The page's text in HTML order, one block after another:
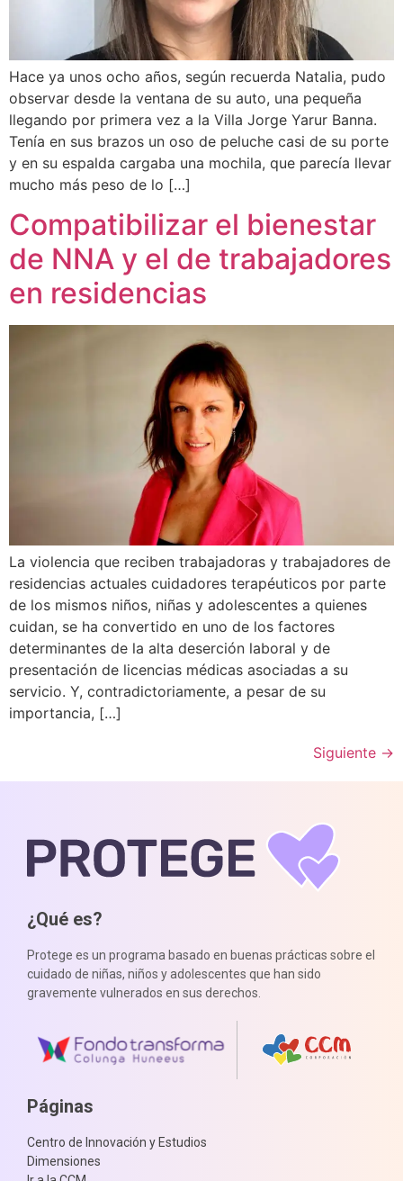
Hace ya unos ocho años, según recuerda Natalia, pudo
observar desde la ventana de su auto, una pequeña
llegando por primera vez a la Villa Jorge Yarur Banna.
Tenía en sus brazos un oso de peluche casi de su porte
y en su espalda cargaba una mochila, que parecía llevar
mucho más peso de lo […]
Compatibilizar el bienestar
de NNA y el de trabajadores
en residencias
La violencia que reciben trabajadoras y trabajadores de
residencias actuales cuidadores terapéuticos por parte
de los mismos niños, niñas y adolescentes a quienes
cuidan, se ha convertido en uno de los factores
determinantes de la alta deserción laboral y de
presentación de licencias médicas asociadas a su
servicio. Y, contradictoriamente, a pesar de su
importancia, […]
Siguiente →
¿Qué es?
Protege es un programa basado en buenas prácticas sobre el
cuidado de niñas, niños y adolescentes que han sido
gravemente vulnerados en sus derechos.
Páginas
Centro de Innovación y Estudios
Dimensiones